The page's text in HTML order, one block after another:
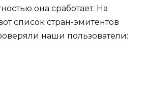
она сработает. На
список стран-эмитентов
наши пользователи: